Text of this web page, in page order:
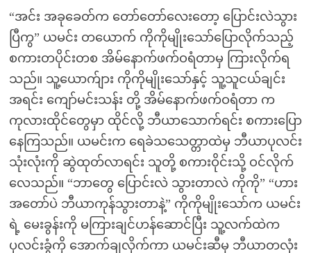
“အင်း အခုခေတ်က တော်တော်လေးတော့ ပြောင်းလဲသွား
ပြီကွ” ယမင်း တယောက် ကိုကိုမျိုးသော်ပြောလိုက်သည့်
စကားတပိုင်းတစ အိမ်နောက်ဖက်ဝရံတာမှ ကြားလိုက်ရ
သည်။ သူ့ယောက်ျား ကိုကိုမျိုးသော်နှင့် သူ့သူငယ်ချင်း
အရင်း ကျော်မင်းသန်း တို့ အိမ်နောက်ဖက်ဝရံတာ က
ကုလားထိုင်တွေမှာ ထိုင်လို့ ဘီယာသောက်ရင်း စကားပြော
နေကြသည်။ ယမင်းက ရေခဲသသေတ္တာထဲမှ ဘီယာပုလင်း
သုံးလုံးကို ဆွဲထုတ်လာရင်း သူတို့ စကားဝိုင်းသို့ ဝင်လိုက်
လေသည်။ “ဘာတွေ ပြောင်းလဲ သွားတာလဲ ကိုကို” “ဟား
အတော်ပဲ ဘီယာကုန်သွားတာနဲ့” ကိုကိုမျိုးသော်က ယမင်း
ရဲ့ မေးခွန်းကို မကြားချင်ဟန်ဆောင်ပြီး သူ့လက်ထဲက
ပုလင်းခွံကို အောက်ချလိုက်ကာ ယမင်းဆီမှ ဘီယာတလုံး